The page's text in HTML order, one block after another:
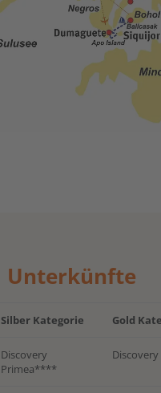
Unterkünfte
Silber Kategorie Gold
Discovery
Primea****